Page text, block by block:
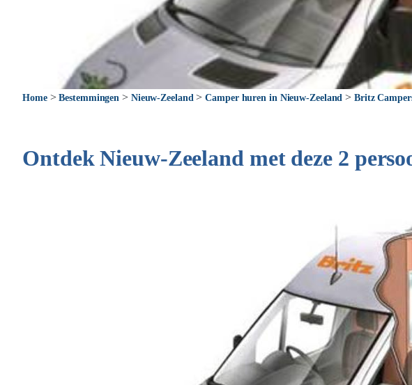
Home>Bestemmingen > Nieuw-Zeeland >Camper huren in Nieuw-Zeeland >Britz
Ontdek Nieuw-Zeeland met deze 2